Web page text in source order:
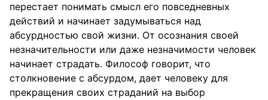
перестает понимать смысл его повседневных
действий и начинает задумываться над
абсурдностью свой жизни. От осознания своей
незначительности или даже незначимости человек
начинает страдать. Философ говорит, что
столкновение с абсурдом, дает человеку для
прекращения своих страданий на выбор